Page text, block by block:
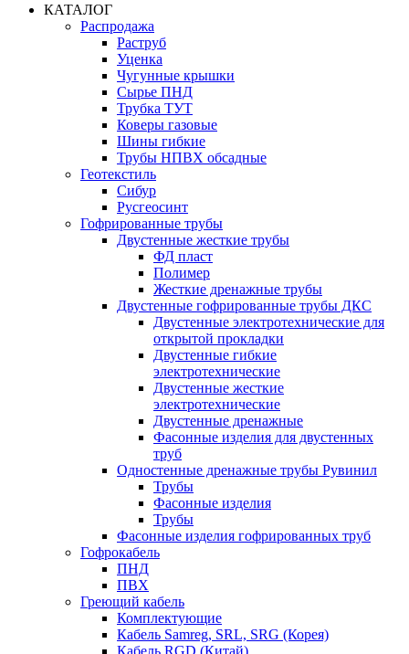
КАТАЛОГ
Распродажа
Раструб
Уценка
Чугунные крышки
Сырье ПНД
Трубка ТУТ
Коверы газовые
Шины гибкие
Трубы НПВХ обсадные
Геотекстиль
Сибур
Русгеосинт
Гофрированные трубы
Двустенные жесткие трубы
ФД пласт
Полимер
Жесткие дренажные трубы
Двустенные гофрированные трубы ДКС
Двустенные электротехнические для
открытой прокладки
Двустенные гибкие
электротехнические
Двустенные жесткие
электротехнические
Двустенные дренажные
Фасонные изделия для двустенных
труб
Одностенные дренажные трубы Рувинил
Трубы
Фасонные изделия
Трубы
Фасонные изделия гофрированных труб
Гофрокабель
ПНД
ПВХ
Греющий кабель
Комплектующие
Кабель Samreg, SRL, SRG (Корея)
Кабель RGD (Китай)